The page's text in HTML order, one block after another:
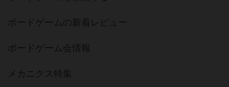
ボードゲームの新着レビュー
ボードゲーム会情報
メカニクス特集